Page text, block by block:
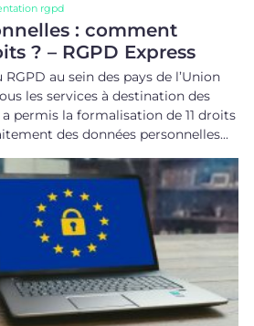
rgpd
: comment
? – RGPD Express
au sein des pays de l’Union
les services à destination des
a permis la formalisation de 11 droits
des données personnelles...